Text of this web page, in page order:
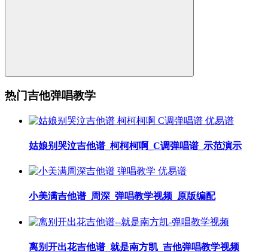
热门吉他弹唱教学
姑娘别哭泣吉他谱_柯柯柯啊_C调弹唱谱_示范演示
小美满吉他谱_周深_弹唱教学视频_原版编配
离别开出花吉他谱_就是南方凯_吉他弹唱教学视频